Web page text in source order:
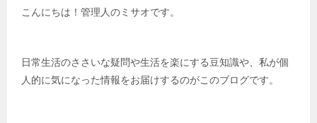
こんにちは！管理人のミサオです。
日常生活のささいな疑問や生活を楽にする豆知識や、私が個
人的に気になった情報をお届けするのがこのブログです。